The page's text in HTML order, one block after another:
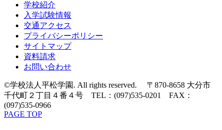
学校紹介
入学試験情報
交通アクセス
プライバシーポリシー
サイトマップ
資料請求
お問い合わせ
©学校法人平松学園. All rights reserved. 〒870-8658 大分市
千代町２丁目４番４号 TEL：(097)535-0201 FAX：
(097)535-0966
PAGE TOP